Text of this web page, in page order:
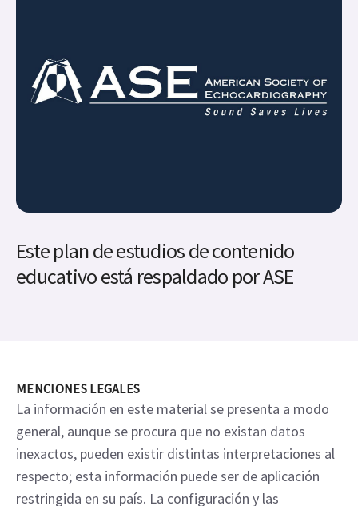
Este plan de estudios de contenido
educativo está respaldado por ASE
MENCIONES LEGALES
La información en este material se presenta a modo
general, aunque se procura que no existan datos
inexactos, pueden existir distintas interpretaciones al
respecto; esta información puede ser de aplicación
restringida en su país. La configuración y las